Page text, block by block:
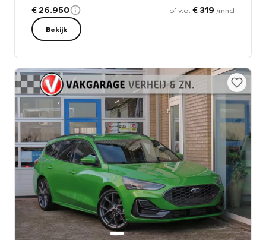
€ 26.950 of v.a. € 319 /mnd
Bekijk